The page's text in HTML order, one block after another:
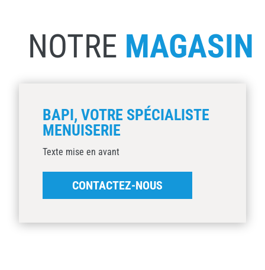
NOTRE MAGASIN
BAPI, VOTRE SPÉCIALISTE
MENUISERIE
Texte mise en avant
CONTACTEZ-NOUS